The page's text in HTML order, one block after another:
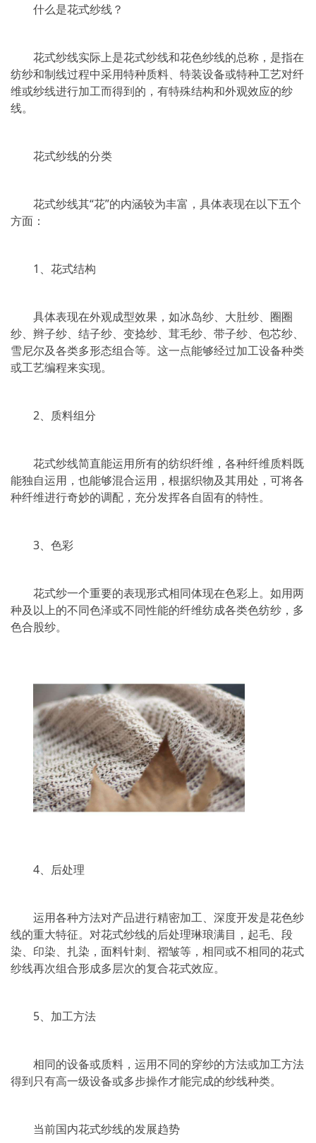
什么是花式纱线？
花式纱线实际上是花式纱线和花色纱线的总称，是指在
纺纱和制线过程中采用特种质料、特装设备或特种工艺对纤
维或纱线进行加工而得到的，有特殊结构和外观效应的纱
线。
花式纱线的分类
花式纱线其“花”的内涵较为丰富，具体表现在以下五个
方面：
1、花式结构
具体表现在外观成型效果，如冰岛纱、大肚纱、圈圈
纱、辫子纱、结子纱、变捻纱、茸毛纱、带子纱、包芯纱、
雪尼尔及各类多形态组合等。这一点能够经过加工设备种类
或工艺编程来实现。
2、质料组分
花式纱线简直能运用所有的纺织纤维，各种纤维质料既
能独自运用，也能够混合运用，根据织物及其用处，可将各
种纤维进行奇妙的调配，充分发挥各自固有的特性。
3、色彩
花式纱一个重要的表现形式相同体现在色彩上。如用两
种及以上的不同色泽或不同性能的纤维纺成各类色纺纱，多
色合股纱。
4、后处理
运用各种方法对产品进行精密加工、深度开发是花色纱
线的重大特征。对花式纱线的后处理琳琅满目，起毛、段
染、印染、扎染，面料针刺、褶皱等，相同或不相同的花式
纱线再次组合形成多层次的复合花式效应。
5、加工方法
相同的设备或质料，运用不同的穿纱的方法或加工方法
得到只有高一级设备或多步操作才能完成的纱线种类。
当前国内花式纱线的发展趋势